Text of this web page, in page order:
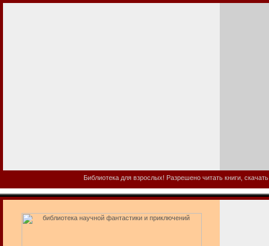
Библиотека для взрослых! Разрешено читать книги,